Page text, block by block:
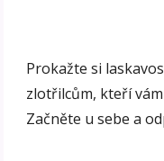
Prokažte si
zlotřilcům, kteří
Začněte u sebe a